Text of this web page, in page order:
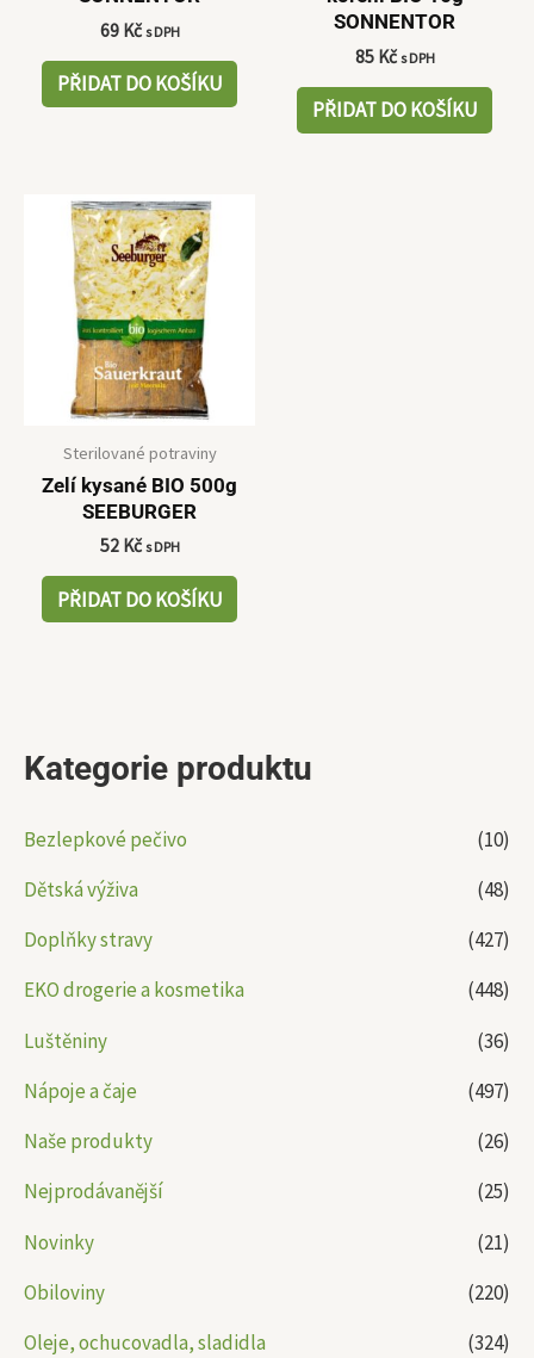
Kategorie produktu
Bezlepkové pečivo
(10)
Dětská výživa
(48)
Doplňky stravy
(427)
EKO drogerie a kosmetika
(448)
Luštěniny
(36)
Nápoje a čaje
(497)
Naše produkty
(26)
Nejprodávanější
(25)
Novinky
(21)
Obiloviny
(220)
Oleje, ochucovadla, sladidla
(324)
69 Kč s DPH
PŘIDAT DO KOŠÍKU
SONNENTOR
85 Kč s DPH
PŘIDAT DO KOŠÍKU
Sterilované potraviny
Zelí kysané BIO 500g
SEEBURGER
52 Kč s DPH
PŘIDAT DO KOŠÍKU